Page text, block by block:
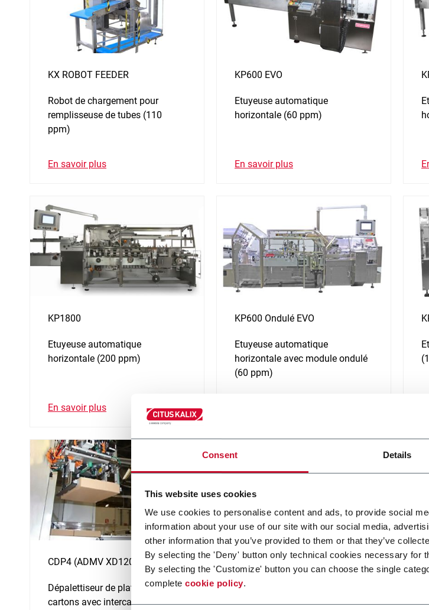
Consent Details
This website uses cookies
We use cookies to personalise content and ads, to provide social
information about your use of our site with our social media,
other information that you’ve provided to them or that they’ve
By selecting the 'Deny' button only technical cookies necessary for
By selecting the 'Customize' button you can choose the single
complete cookie policy.
KX ROBOT FEEDER
Robot de chargement pour
remplisseuse de tubes (110
ppm)
En savoir plus
KP600 EVO
Etuyeuse automatique
horizontale (60 ppm)
En savoir plus
KP1800
Etuyeuse automatique
horizontale (200 ppm)
En savoir plus
KP600 Ondulé EVO
Etuyeuse automatique
horizontale avec module ondulé
(60 ppm)
CDP4 (ADMV XD120)
Dépalettiseur de plateaux et de
cartons avec intercalaires
CFBM120 (ADMV BF 60-120)
Flexible blade feeding system
with easy and quick changeover